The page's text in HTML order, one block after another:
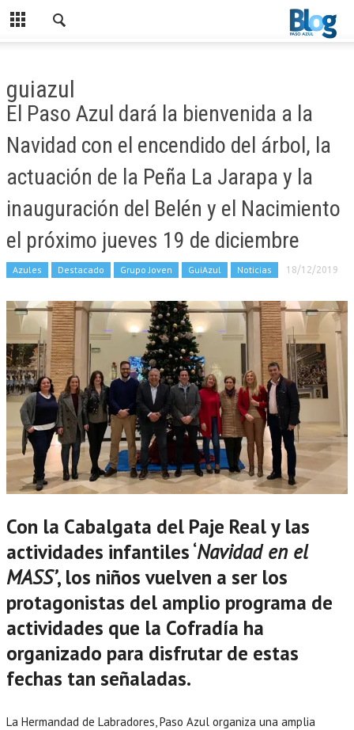
guiazul
El Paso Azul dará la bienvenida a la
Navidad con el encendido del árbol, la
actuación de la Peña La Jarapa y la
inauguración del Belén y el Nacimiento
el próximo jueves 19 de diciembre
Azules Destacado Grupo Joven GuiAzul Noticias 18/12/2019
Con la Cabalgata del Paje Real y las
actividades infantiles ‘Navidad en el
MASS’, los niños vuelven a ser los
protagonistas del amplio programa de
actividades que la Cofradía ha
organizado para disfrutar de estas
fechas tan señaladas.
La Hermandad de Labradores, Paso Azul organiza una amplia